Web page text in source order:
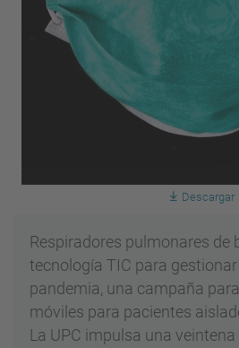
Descargar
Respiradores pulmonares de
tecnología TIC para
pandemia, una campaña
móviles para pacientes
La UPC impulsa una